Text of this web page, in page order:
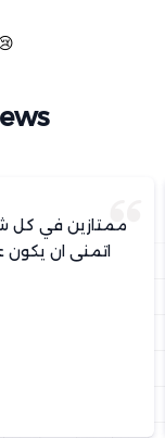
ممتازين في كل
اتمنى ان يكون